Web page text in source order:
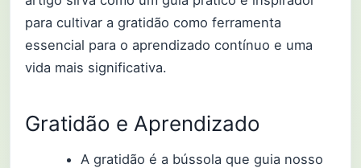
para cultivar a gratidão como ferramenta
essencial para o aprendizado contínuo e uma
vida mais significativa.
Gratidão e Aprendizado
A gratidão é a bússola que guia nosso